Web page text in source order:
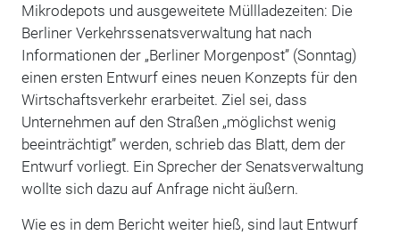
Mikrodepots und ausgeweitete Müllladezeiten: Die
Berliner Verkehrssenatsverwaltung hat nach
Informationen der „Berliner Morgenpost” (Sonntag)
einen ersten Entwurf eines neuen Konzepts für den
Wirtschaftsverkehr erarbeitet. Ziel sei, dass
Unternehmen auf den Straßen „möglichst wenig
beeinträchtigt” werden, schrieb das Blatt, dem der
Entwurf vorliegt. Ein Sprecher der Senatsverwaltung
wollte sich dazu auf Anfrage nicht äußern.
Wie es in dem Bericht weiter hieß, sind laut Entwurf